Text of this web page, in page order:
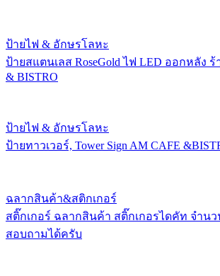
ป้ายไฟ & อักษรโลหะ
ป้ายสแตนเลส RoseGold ไฟ LED ออกหลัง
& BISTRO
ป้ายไฟ & อักษรโลหะ
ป้ายทาวเวอร์, Tower Sign AM CAFE
ฉลากสินค้า&สติกเกอร์
สติ๊กเกอร์ ฉลากสินค้า สติ๊กเกอรไดคัท จำน
สอบถามได้ครับ